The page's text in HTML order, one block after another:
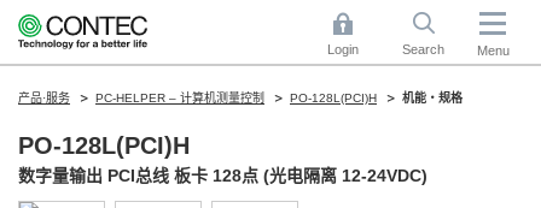
Login Search Menu
产品·服务 PC-HELPER – 计算机测量控制 PO-128L(PCI)H 机能・规格
PO-128L(PCI)H
数字量输出 PCI总线 板卡 128点 (光电隔离 12-24VDC)